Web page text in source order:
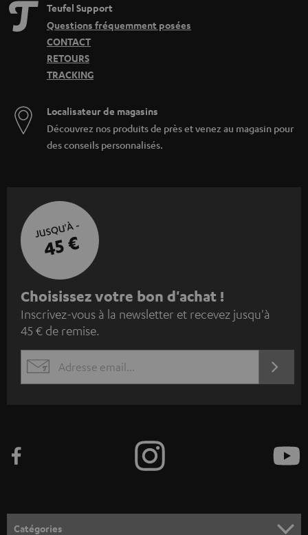
Teufel Support
Questions fréquemment posées
CONTACT
RETOURS
TRACKING
Localisateur de magasins
Découvrez nos produits de près et venez au magasin pour
des conseils personnalisés.
JUSQU'À -
45 €
I
n
s
c
z
o
Choisissez votre bon d'achat !
Inscrivez-vous à la newsletter et recevez jusqu'à
45 € de remise.
EMAIL
Catégories